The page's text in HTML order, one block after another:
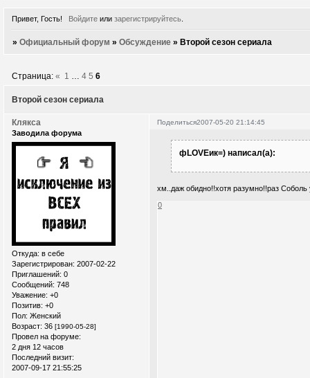
Привет, Гость! Войдитеили зарегистрируйтесь.
»Официальный форум »Обсуждение »Второй сезон сериала
Второй сезон сериала
Страница:« 1 … 4 5 6
Поделиться2007-05-20 21:14:45
Клякса
Заводила форума
Откуда: в себе
Зарегистрирован: 2007-02-22
Приглашений: 0
Сообщений: 748
Уважение: +0
Позитив: +0
Пол: Женский
Возраст: 36 [1990-05-28]
Провел на форуме:
2 дня 12 часов
Последний визит:
2007-09-17 21:55:25
фLOVEик=) написал(а):
хм..даж обидно!!хотя разумно!!раз
0